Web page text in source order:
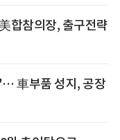
합참의장, 출구전략
車부품 성지, 공장